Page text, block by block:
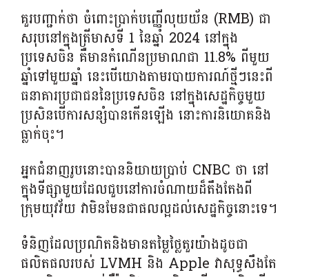
គួរបញ្ជាក់ថា ចំពោះប្រាក់បញ្ញើលុយយ័ន (RMB) ជា
សរុបនៅក្នុងត្រីមាសទី 1 នៃឆ្នាំ 2024 នៅក្នុង
ប្រទេសចិន គឺមានកំណើនប្រមាណជា 11.8% ពីមួយ
ឆ្នាំទៅមួយឆ្នាំ នេះបើយោងតាមរបាយការណ៍ថ្មីៗនេះពី
ធនាគារប្រជាជននៃប្រទេសចិន នៅក្នុងសេដ្ឋកិច្ចមួយ
ប្រសិនបើការសន្សំបានកើនឡើង នោះការនិយោគនិង
ធ្លាក់ចុះ។
អ្នកជំនាញរូបនោះបាននិយាយប្រាប់ CNBC ថា នៅ
ក្នុងទីផ្សាមួយដែលជួបនៅការចំណាយដ៏តឹងតែងពី
ក្រុមយុវវ័យ វាមិនមែនជាផលល្អដល់សេដ្ឋកិច្ចនោះទេ។
ទំនិញដែលប្រណិតនិងមានតម្លៃថ្លៃតួរយ៉ាងដូចជា
ផលិតផលរបស់ LVMH និង Apple វាសុទ្ធសឹងតែ